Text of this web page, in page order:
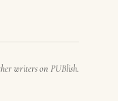
writers on PUBlish.